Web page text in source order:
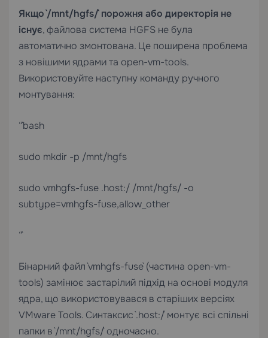
Якщо `/mnt/hgfs/` порожня або директорія не
існує, файлова система HGFS не була
автоматично змонтована. Це поширена проблема
з новішими ядрами та open-vm-tools.
Використовуйте наступну команду ручного
монтування:
“`bash
sudo mkdir -p /mnt/hgfs
sudo vmhgfs-fuse .host:/ /mnt/hgfs/ -o
subtype=vmhgfs-fuse,allow_other
“`
Бінарний файл `vmhgfs-fuse` (частина open-vm-
tools) замінює застарілий підхід на основі модуля
ядра, що використовувався в старіших версіях
VMware Tools. Синтаксис `.host:/` монтує всі спільні
папки в `/mnt/hgfs/` одночасно.